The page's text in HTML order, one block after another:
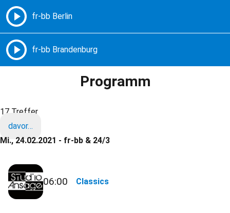
Freie Radios – Berlin Brandenburg
Programm
17 Treffer
davor…
Mi., 24.02.2021 - fr-bb & 24/3
06:00 Classics